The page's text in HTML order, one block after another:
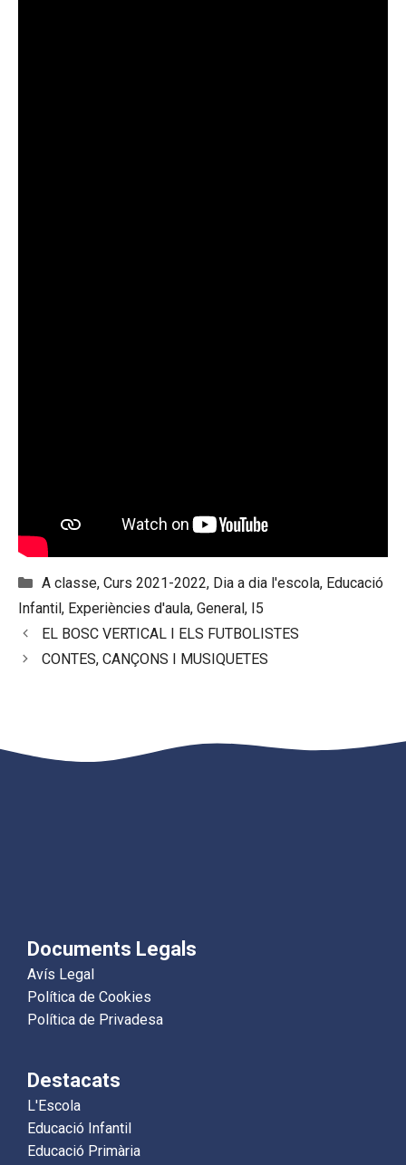
Categories
A classe, Curs 2021-2022, Dia a dia l'escola, Educació
Infantil, Experiències d'aula, General, I5
EL BOSC VERTICAL I ELS FUTBOLISTES
CONTES, CANÇONS I MUSIQUETES
Documents Legals
Avís Legal
Política de Cookies
Política de Privadesa
Destacats
L'Escola
Educació Infantil
Educació Primària